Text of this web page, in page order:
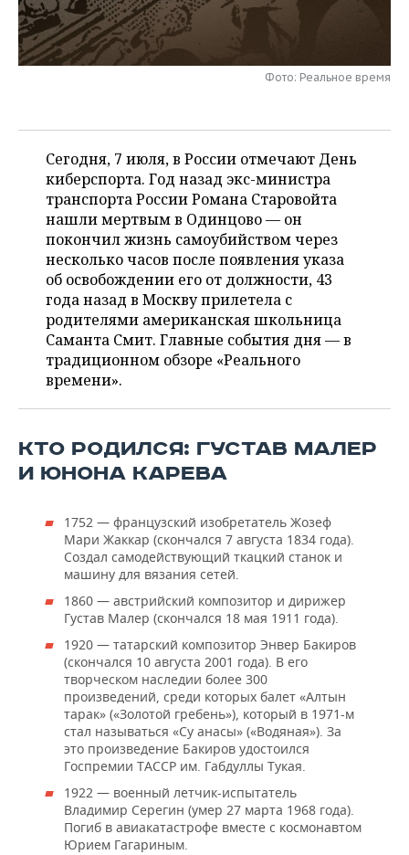
ОПК
ЭНЕРГЕТИКА
УСЛУГИ
МЕДИА
ВЫЕЗДНАЯ РЕДАКЦИЯ
ОТКРЫТАЯ ЛЕКЦИЯ
НОВОСТИ СПОРТА
БАСКЕТБОЛ
ВОЛЕЙБОЛ
КИБЕРСПОРТ
ФИГУРНОЕ КАТАНИЕ
ВОДНЫЕ ВИДЫ СПОРТА
ХОККЕЙ С МЯЧОМ
ОБЩЕСТВО
ИНФРАСТРУКТУРА
ИСТОРИЯ
КУЛЬТУРА
МЕДИЦИНА
ОБРАЗОВАНИЕ
ПРОИСШЕСТВИЯ
СПРАВОЧНИК
СПИСОК ПЕРСОН
СПИСОК КОМПАНИЙ
ПОЛНАЯ ВЕРСИЯ
Фото: Реальное время
Сегодня, 7 июля, в России отмечают День
киберспорта. Год назад экс-министра
транспорта России Романа Старовойта
нашли мертвым в Одинцово — он
покончил жизнь самоубийством через
несколько часов после появления указа
об освобождении его от должности, 43
года назад в Москву прилетела с
родителями американская школьница
Саманта Смит. Главные события дня — в
традиционном обзоре «Реального
времени».
КТО РОДИЛСЯ: ГУСТАВ МАЛЕР
И ЮНОНА КАРЕВА
1752 — французский изобретатель Жозеф
Мари Жаккар (скончался 7 августа 1834 года).
Создал самодействующий ткацкий станок и
машину для вязания сетей.
1860 — австрийский композитор и дирижер
Густав Малер (скончался 18 мая 1911 года).
1920 — татарский композитор Энвер Бакиров
(скончался 10 августа 2001 года). В его
творческом наследии более 300
произведений, среди которых балет «Алтын
тарак» («Золотой гребень»), который в 1971-м
стал называться «Су анасы» («Водяная»). За
это произведение Бакиров удостоился
Госпремии ТАССР им. Габдуллы Тукая.
1922 — военный летчик-испытатель
Владимир Серегин (умер 27 марта 1968 года).
Погиб в авиакатастрофе вместе с космонавтом
Юрием Гагариным.